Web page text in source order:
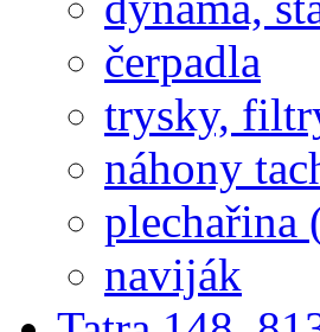
čerpadla
trysky,
náhony
plechařina
naviják